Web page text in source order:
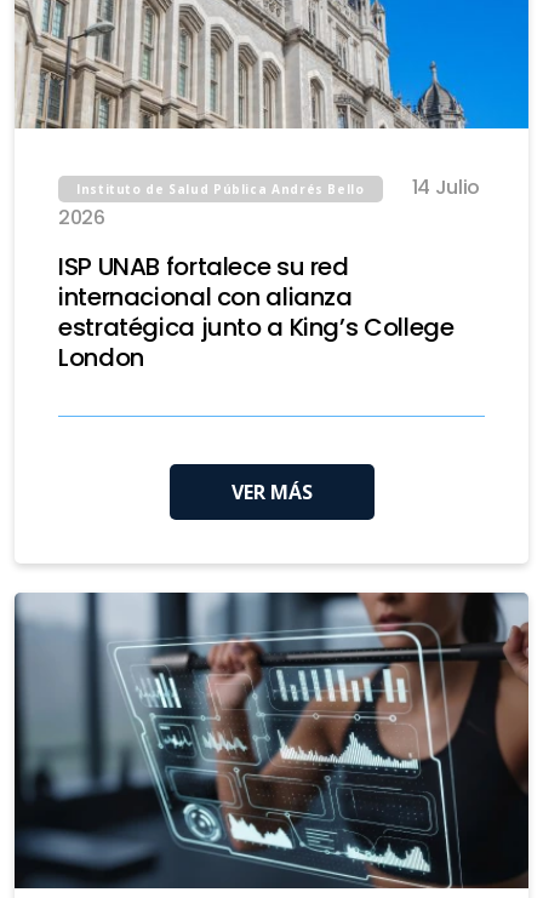
Instituto de Salud Pública Andrés Bello
14 Julio
2026
ISP UNAB fortalece su red
internacional con alianza
estratégica junto a King’s College
London
VER MÁS